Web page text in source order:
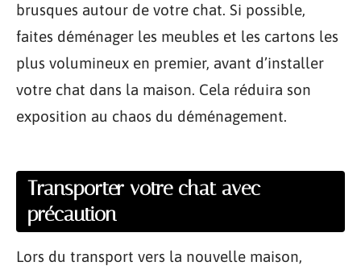
brusques autour de votre chat. Si possible,
faites déménager les meubles et les cartons les
plus volumineux en premier, avant d’installer
votre chat dans la maison. Cela réduira son
exposition au chaos du déménagement.
Transporter votre chat avec
précaution
Lors du transport vers la nouvelle maison,